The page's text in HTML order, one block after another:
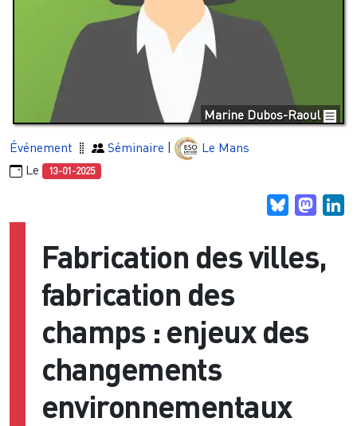
Marine Dubos-Raoul
Événement Séminaire |
Le Mans
Le
13-01-2025
Bluesky
Fabrication des villes,
fabrication des
champs : enjeux des
changements
environnementaux